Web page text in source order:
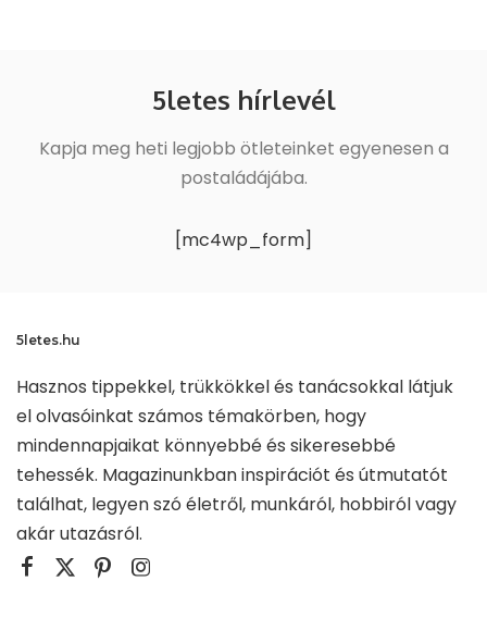
5letes hírlevél
Kapja meg heti legjobb ötleteinket egyenesen a
postaládájába.
[mc4wp_form]
5letes.hu
Hasznos tippekkel, trükkökkel és tanácsokkal látjuk
el olvasóinkat számos témakörben, hogy
mindennapjaikat könnyebbé és sikeresebbé
tehessék. Magazinunkban inspirációt és útmutatót
találhat, legyen szó életről, munkáról, hobbiról vagy
akár utazásról.